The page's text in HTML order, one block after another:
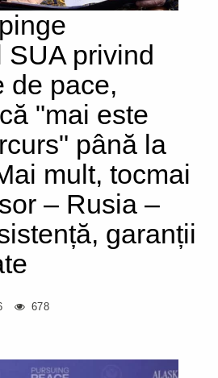
SUA privind
de pace,
"mai este
până la
mult, tocmai
– Rusia –
garanții
678